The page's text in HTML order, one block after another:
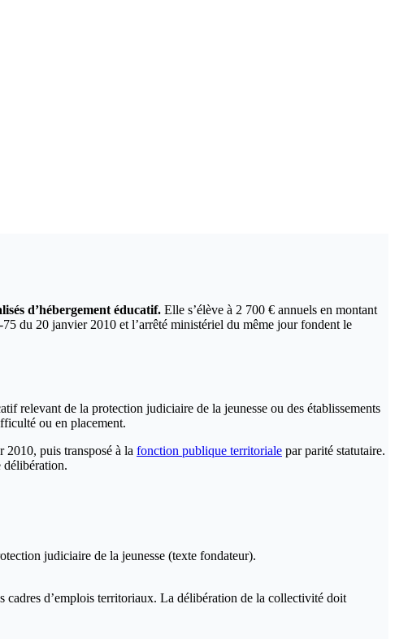
d’hébergement éducatif. Elle s’élève à 2 700 € annuels en montant
du 20 janvier 2010 et l’arrêté ministériel du même jour fondent le
relevant de la protection judiciaire de la jeunesse ou des établissements
ou en placement.
2010, puis transposé à la fonction publique territoriale par parité statutaire.
délibération.
judiciaire de la jeunesse (texte fondateur).
cadres d’emplois territoriaux. La délibération de la collectivité doit